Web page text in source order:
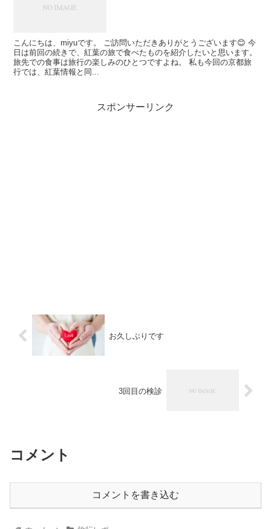
こんにちは、miyuです。 ご訪問いただきありがとうございます😊 今
日は前回の続きで、紅葉の旅で食べたものを紹介したいと思います。
旅先での食事は旅行の楽しみのひとつですよね。 私も今回の京都旅
行では、紅葉情報と同...
スポンサーリンク
お久しぶりです
3回目の検診
コメント
コメントを書き込む